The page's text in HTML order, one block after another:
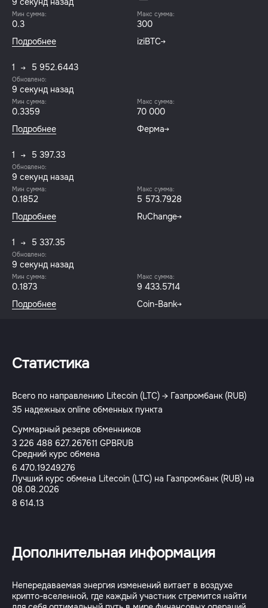
Мин сумма:
0.3
Макс сумма:
300
Подробнее
iziBTC
1 5 952.6443
Обновлено:
10 секунд назад
Мин сумма:
0.3359
Макс сумма:
70 000
Подробнее
Ферма
1 5 397.33
Обновлено:
10 секунд назад
Мин сумма:
0.1852
Макс сумма:
5 573.7928
Подробнее
RuChange
1 5 337.35
Обновлено:
10 секунд назад
Мин сумма:
0.1873
Макс сумма:
9 433.5714
Подробнее
Coin-Bank
Статистика
Всего по направлению Litecoin (LTC) → Газпромбанк (RUB)
35 надежных online обменных пункта
Суммарный резерв обменников
3 226 488 627.267611 GPBRUB
Средний курс обмена
6 470.19249276
Лучший курс обмена Litecoin (LTC) на Газпромбанк (RUB) на
08.08.2026
8 614.13
Дополнительная информация
Непередаваемая энергия изменений витает в воздухе
крипто-вселенной, где каждый участник стремится найти